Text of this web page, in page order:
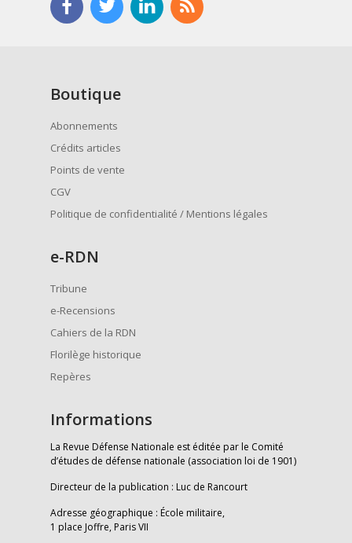
Boutique
Abonnements
Crédits articles
Points de vente
CGV
Politique de confidentialité / Mentions légales
e-RDN
Tribune
e-Recensions
Cahiers de la RDN
Florilège historique
Repères
Informations
La Revue Défense Nationale est éditée par le Comité
d’études de défense nationale (association loi de 1901)
Directeur de la publication : Luc de Rancourt
Adresse géographique : École militaire,
1 place Joffre, Paris VII